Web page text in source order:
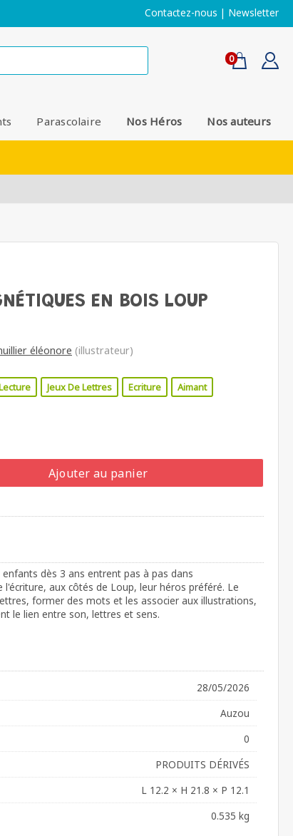
Contactez-nous | Newsletter
0
Parascolaire Nos Héros Nos auteurs
EN BOIS LOUP
éléonore (illustrateur)
Jeux De Lettres Ecriture
Aimant
Ajouter au panier
dès 3 ans entrent pas à pas dans
aux côtés de Loup, leur héros préféré. Le
former des mots et les associer aux illustrations,
le lien entre son, lettres et sens.
28/05/2026
Auzou
0
PRODUITS DÉRIVÉS
L 12.2 × H 21.8 × P 12.1
0.535 kg